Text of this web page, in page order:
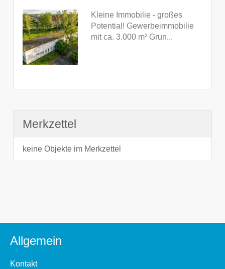
Kleine Immobilie - großes
Potential! Gewerbeimmobilie
mit ca. 3.000 m² Grun...
Merkzettel
keine Objekte im Merkzettel
Allgemein
Kontakt